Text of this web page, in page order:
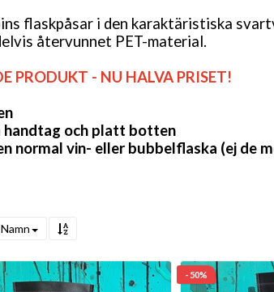
flaskpåsar i den karaktäristiska
återvunnet PET-material.
PRODUKT - NU HALVA PRISET!
handtag och platt botten
normal vin- eller bubbelflaska (ej de
Namn
- 50%